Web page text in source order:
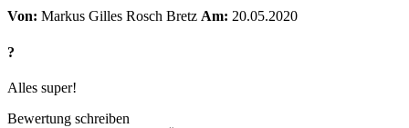
Von: Markus Gilles Rosch Bretz Am: 20.05.2020
?
Alles super!
Bewertung schreiben